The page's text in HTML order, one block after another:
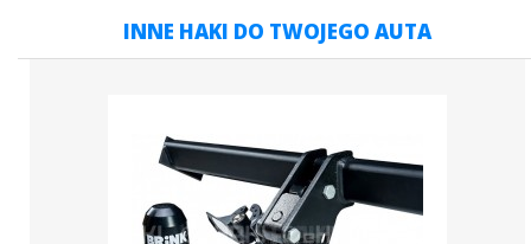
INNE HAKI DO TWOJEGO AUTA